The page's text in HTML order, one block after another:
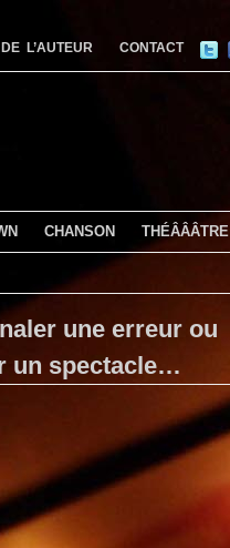
L’AUTEUR CONTACT
CHANSON THÉÂÂÂTRE
une erreur ou
un spectacle…